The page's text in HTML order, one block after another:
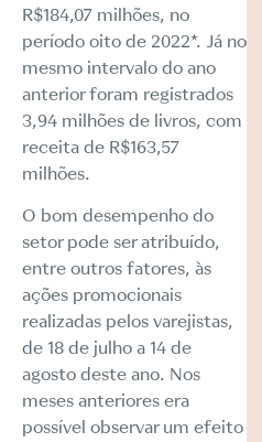
R$184,07 milhões, no
período oito de 2022*. Já no
mesmo intervalo do ano
anterior foram registrados
3,94 milhões de livros, com
receita de R$163,57
milhões.
O bom desempenho do
setor pode ser atribuído,
entre outros fatores, às
ações promocionais
realizadas pelos varejistas,
de 18 de julho a 14 de
agosto deste ano. Nos
meses anteriores era
possível observar um efeito